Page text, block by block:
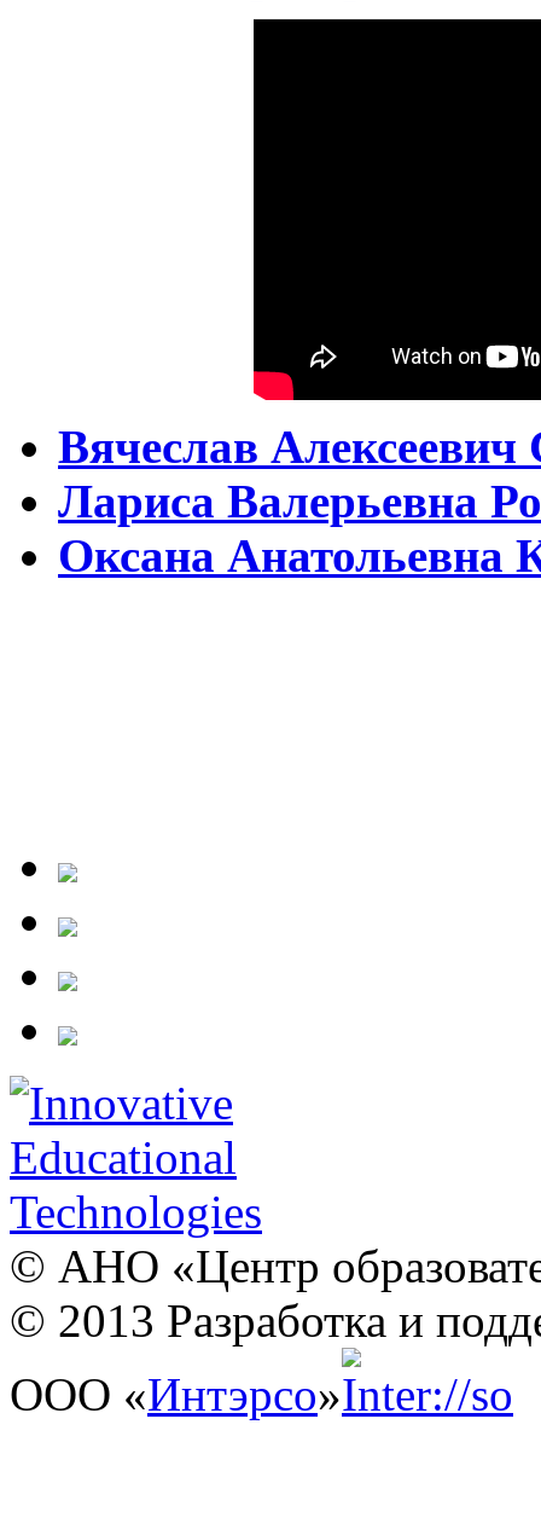
Вячеслав Алексеевич
Лариса Валерьевна
Оксана Анатольевна
© АНО «Центр
© 2013 Разработка и
ООО «Интэрсо»